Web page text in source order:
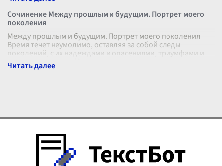
Сочинение Между прошлым и будущим. Портрет моего
поколения
Между прошлым и будущим. Портрет моего поколения
Время течет неумолимо, оставляя за собой следы
поколений, с их надеждами и опасениями, триумфами и
разочарованиями. Моему поколени